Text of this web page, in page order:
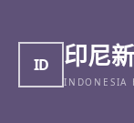
ID 印尼
INDONESIA